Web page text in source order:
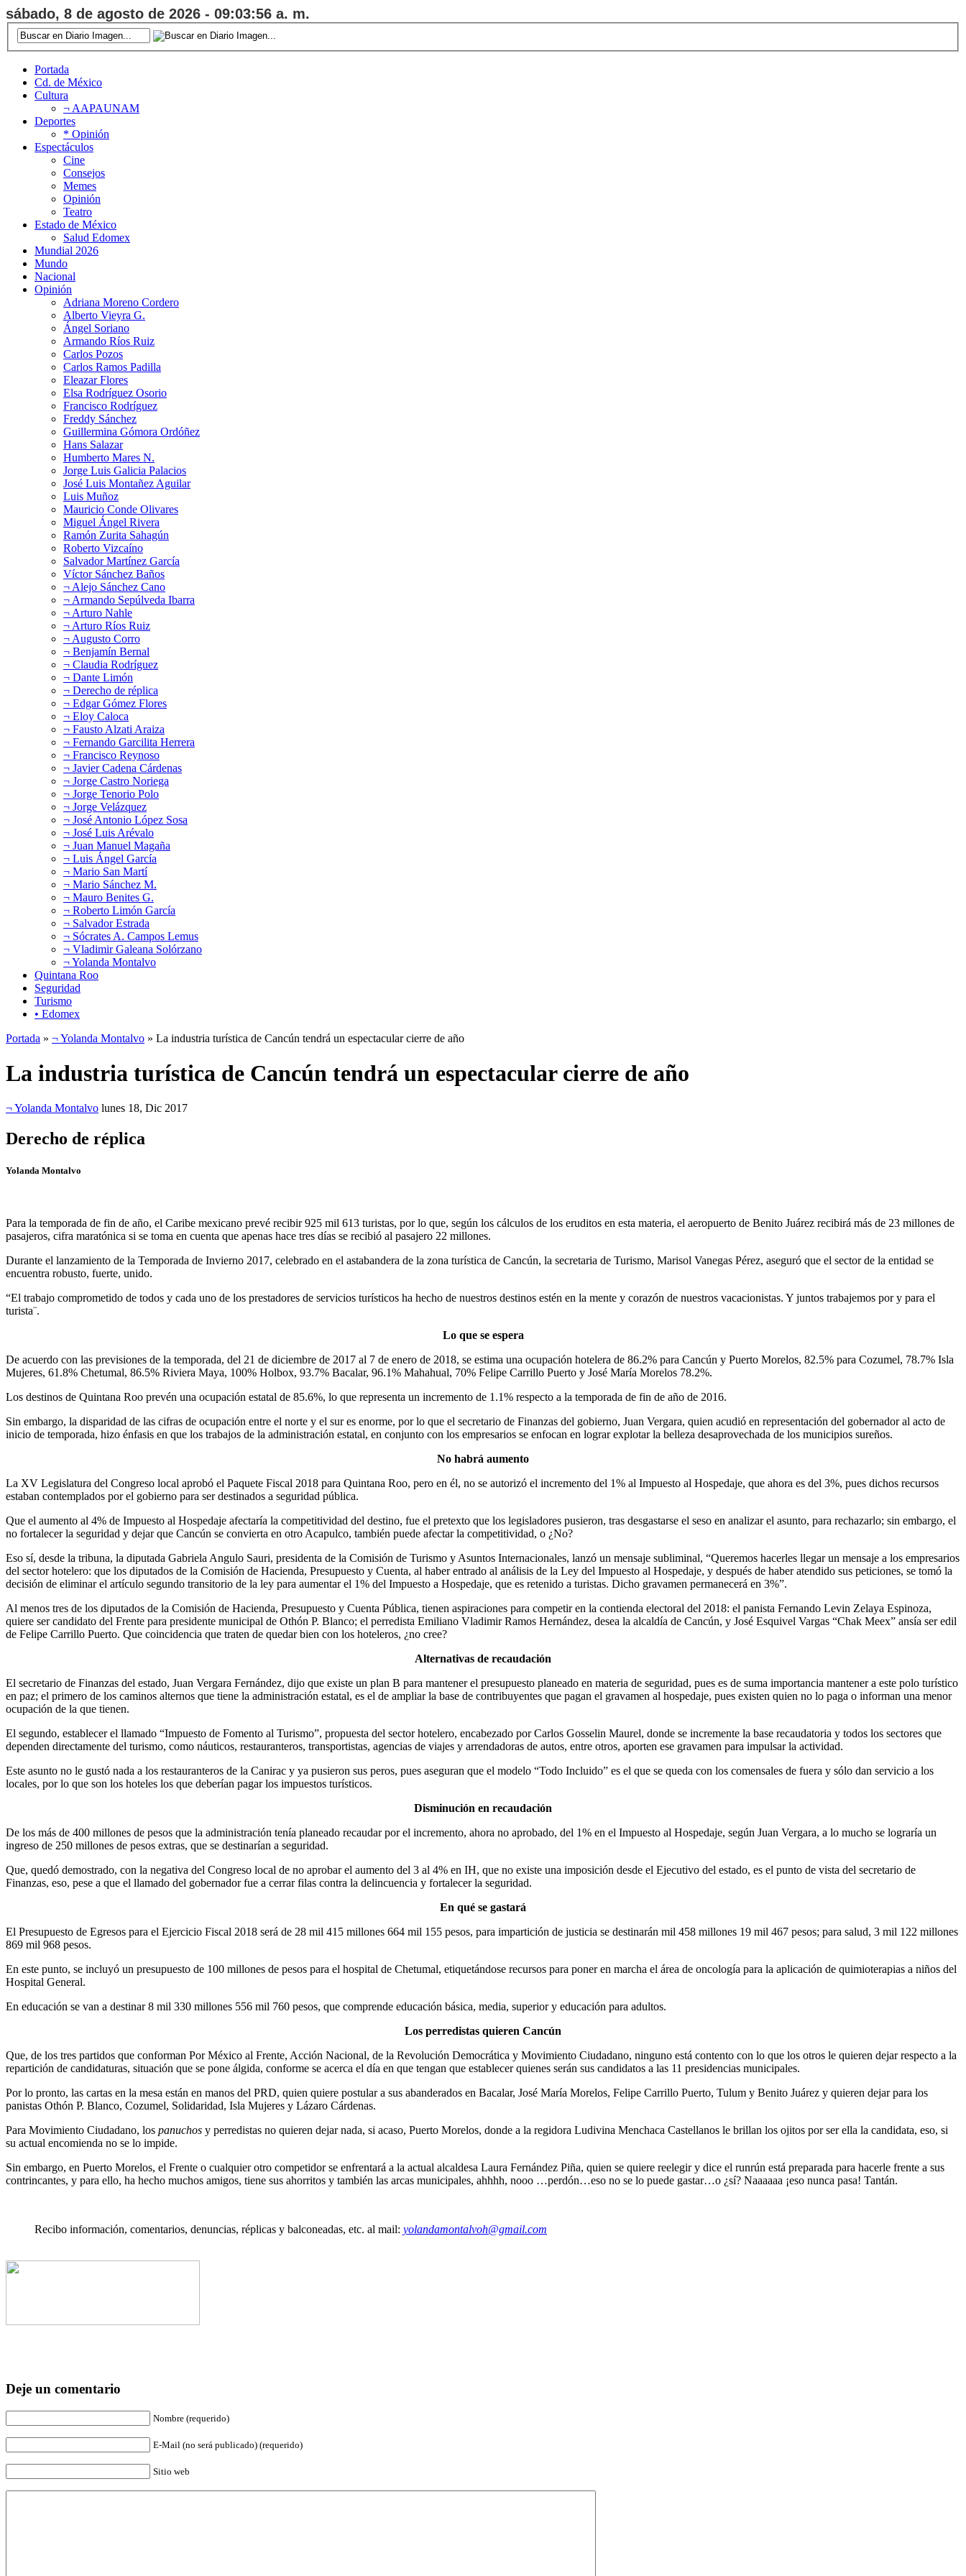
sábado, 8 de agosto de 2026 - 09:03:57 a. m.
Portada
Cd. de México
Cultura
¬ AAPAUNAM
Deportes
* Opinión
Espectáculos
Cine
Consejos
Memes
Opinión
Teatro
Estado de México
Salud Edomex
Mundial 2026
Mundo
Nacional
Opinión
Adriana Moreno Cordero
Alberto Vieyra G.
Ángel Soriano
Armando Ríos Ruiz
Carlos Pozos
Carlos Ramos Padilla
Eleazar Flores
Elsa Rodríguez Osorio
Francisco Rodríguez
Freddy Sánchez
Guillermina Gómora Ordóñez
Hans Salazar
Humberto Mares N.
Jorge Luis Galicia Palacios
José Luis Montañez Aguilar
Luis Muñoz
Mauricio Conde Olivares
Miguel Ángel Rivera
Ramón Zurita Sahagún
Roberto Vizcaíno
Salvador Martínez García
Víctor Sánchez Baños
¬ Alejo Sánchez Cano
¬ Armando Sepúlveda Ibarra
¬ Arturo Nahle
¬ Arturo Ríos Ruiz
¬ Augusto Corro
¬ Benjamín Bernal
¬ Claudia Rodríguez
¬ Dante Limón
¬ Derecho de réplica
¬ Edgar Gómez Flores
¬ Eloy Caloca
¬ Fausto Alzati Araiza
¬ Fernando Garcilita Herrera
¬ Francisco Reynoso
¬ Javier Cadena Cárdenas
¬ Jorge Castro Noriega
¬ Jorge Tenorio Polo
¬ Jorge Velázquez
¬ José Antonio López Sosa
¬ José Luis Arévalo
¬ Juan Manuel Magaña
¬ Luis Ángel García
¬ Mario San Martí
¬ Mario Sánchez M.
¬ Mauro Benites G.
¬ Roberto Limón García
¬ Salvador Estrada
¬ Sócrates A. Campos Lemus
¬ Vladimir Galeana Solórzano
¬ Yolanda Montalvo
Quintana Roo
Seguridad
Turismo
• Edomex
Portada » ¬ Yolanda Montalvo » La industria turística de Cancún tendrá un espectacular cierre de año
La industria turística de Cancún tendrá un espectacular cierre de año
¬ Yolanda Montalvo lunes 18, Dic 2017
Derecho de réplica
Yolanda Montalvo
Para la temporada de fin de año, el Caribe mexicano prevé recibir 925 mil 613 turistas, por lo que, según los cálculos de los eruditos en esta materia, el aeropuerto de Benito Juárez recibirá más de 23 millones de
pasajeros, cifra maratónica si se toma en cuenta que apenas hace tres días se recibió al pasajero 22 millones.
Durante el lanzamiento de la Temporada de Invierno 2017, celebrado en el astabandera de la zona turística de Cancún, la secretaria de Turismo, Marisol Vanegas Pérez, aseguró que el sector de la entidad se
encuentra robusto, fuerte, unido.
“El trabajo comprometido de todos y cada uno de los prestadores de servicios turísticos ha hecho de nuestros destinos estén en la mente y corazón de nuestros vacacionistas. Y juntos trabajemos por y para el
turista¨.
Lo que se espera
De acuerdo con las previsiones de la temporada, del 21 de diciembre de 2017 al 7 de enero de 2018, se estima una ocupación hotelera de 86.2% para Cancún y Puerto Morelos, 82.5% para Cozumel, 78.7% Isla
Mujeres, 61.8% Chetumal, 86.5% Riviera Maya, 100% Holbox, 93.7% Bacalar, 96.1% Mahahual, 70% Felipe Carrillo Puerto y José María Morelos 78.2%.
Los destinos de Quintana Roo prevén una ocupación estatal de 85.6%, lo que representa un incremento de 1.1% respecto a la temporada de fin de año de 2016.
Sin embargo, la disparidad de las cifras de ocupación entre el norte y el sur es enorme, por lo que el secretario de Finanzas del gobierno, Juan Vergara, quien acudió en representación del gobernador al acto de
inicio de temporada, hizo énfasis en que los trabajos de la administración estatal, en conjunto con los empresarios se enfocan en lograr explotar la belleza desaprovechada de los municipios sureños.
No habrá aumento
La XV Legislatura del Congreso local aprobó el Paquete Fiscal 2018 para Quintana Roo, pero en él, no se autorizó el incremento del 1% al Impuesto al Hospedaje, que ahora es del 3%, pues dichos recursos
estaban contemplados por el gobierno para ser destinados a seguridad pública.
Que el aumento al 4% de Impuesto al Hospedaje afectaría la competitividad del destino, fue el pretexto que los legisladores pusieron, tras desgastarse el seso en analizar el asunto, para rechazarlo; sin embargo, el
no fortalecer la seguridad y dejar que Cancún se convierta en otro Acapulco, también puede afectar la competitividad, o ¿No?
Eso sí, desde la tribuna, la diputada Gabriela Angulo Sauri, presidenta de la Comisión de Turismo y Asuntos Internacionales, lanzó un mensaje subliminal, “Queremos hacerles llegar un mensaje a los empresarios
del sector hotelero: que los diputados de la Comisión de Hacienda, Presupuesto y Cuenta, al haber entrado al análisis de la Ley del Impuesto al Hospedaje, y después de haber atendido sus peticiones, se tomó la
decisión de eliminar el artículo segundo transitorio de la ley para aumentar el 1% del Impuesto a Hospedaje, que es retenido a turistas. Dicho gravamen permanecerá en 3%”.
Al menos tres de los diputados de la Comisión de Hacienda, Presupuesto y Cuenta Pública, tienen aspiraciones para competir en la contienda electoral del 2018: el panista Fernando Levin Zelaya Espinoza,
quiere ser candidato del Frente para presidente municipal de Othón P. Blanco; el perredista Emiliano Vladimir Ramos Hernández, desea la alcaldía de Cancún, y José Esquivel Vargas “Chak Meex” ansía ser edil
de Felipe Carrillo Puerto. Que coincidencia que traten de quedar bien con los hoteleros, ¿no cree?
Alternativas de recaudación
El secretario de Finanzas del estado, Juan Vergara Fernández, dijo que existe un plan B para mantener el presupuesto planeado en materia de seguridad, pues es de suma importancia mantener a este polo turístico
en paz; el primero de los caminos alternos que tiene la administración estatal, es el de ampliar la base de contribuyentes que pagan el gravamen al hospedaje, pues existen quien no lo paga o informan una menor
ocupación de la que tienen.
El segundo, establecer el llamado “Impuesto de Fomento al Turismo”, propuesta del sector hotelero, encabezado por Carlos Gosselin Maurel, donde se incremente la base recaudatoria y todos los sectores que
dependen directamente del turismo, como náuticos, restauranteros, transportistas, agencias de viajes y arrendadoras de autos, entre otros, aporten ese gravamen para impulsar la actividad.
Este asunto no le gustó nada a los restauranteros de la Canirac y ya pusieron sus peros, pues aseguran que el modelo “Todo Incluido” es el que se queda con los comensales de fuera y sólo dan servicio a los
locales, por lo que son los hoteles los que deberían pagar los impuestos turísticos.
Disminución en recaudación
De los más de 400 millones de pesos que la administración tenía planeado recaudar por el incremento, ahora no aprobado, del 1% en el Impuesto al Hospedaje, según Juan Vergara, a lo mucho se lograría un
ingreso de 250 millones de pesos extras, que se destinarían a seguridad.
Que, quedó demostrado, con la negativa del Congreso local de no aprobar el aumento del 3 al 4% en IH, que no existe una imposición desde el Ejecutivo del estado, es el punto de vista del secretario de
Finanzas, eso, pese a que el llamado del gobernador fue a cerrar filas contra la delincuencia y fortalecer la seguridad.
En qué se gastará
El Presupuesto de Egresos para el Ejercicio Fiscal 2018 será de 28 mil 415 millones 664 mil 155 pesos, para impartición de justicia se destinarán mil 458 millones 19 mil 467 pesos; para salud, 3 mil 122 millones
869 mil 968 pesos.
En este punto, se incluyó un presupuesto de 100 millones de pesos para el hospital de Chetumal, etiquetándose recursos para poner en marcha el área de oncología para la aplicación de quimioterapias a niños del
Hospital General.
En educación se van a destinar 8 mil 330 millones 556 mil 760 pesos, que comprende educación básica, media, superior y educación para adultos.
Los perredistas quieren Cancún
Que, de los tres partidos que conforman Por México al Frente, Acción Nacional, de la Revolución Democrática y Movimiento Ciudadano, ninguno está contento con lo que los otros le quieren dejar respecto a la
repartición de candidaturas, situación que se pone álgida, conforme se acerca el día en que tengan que establecer quienes serán sus candidatos a las 11 presidencias municipales.
Por lo pronto, las cartas en la mesa están en manos del PRD, quien quiere postular a sus abanderados en Bacalar, José María Morelos, Felipe Carrillo Puerto, Tulum y Benito Juárez y quieren dejar para los
panistas Othón P. Blanco, Cozumel, Solidaridad, Isla Mujeres y Lázaro Cárdenas.
Para Movimiento Ciudadano, los panuchos y perredistas no quieren dejar nada, si acaso, Puerto Morelos, donde a la regidora Ludivina Menchaca Castellanos le brillan los ojitos por ser ella la candidata, eso, si
su actual encomienda no se lo impide.
Sin embargo, en Puerto Morelos, el Frente o cualquier otro competidor se enfrentará a la actual alcaldesa Laura Fernández Piña, quien se quiere reelegir y dice el runrún está preparada para hacerle frente a sus
contrincantes, y para ello, ha hecho muchos amigos, tiene sus ahorritos y también las arcas municipales, ahhhh, nooo …perdón…eso no se lo puede gastar…o ¿sí? Naaaaaa ¡eso nunca pasa! Tantán.
Recibo información, comentarios, denuncias, réplicas y balconeadas, etc. al mail: yolandamontalvoh@gmail.com
Deje un comentario
Nombre (requerido)
E-Mail (no será publicado) (requerido)
Sitio web